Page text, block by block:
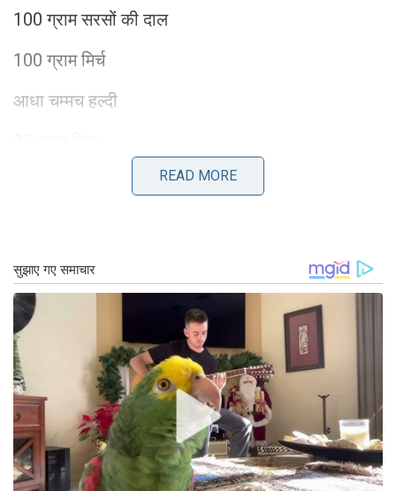
100 ग्राम सरसों की दाल
100 ग्राम मिर्च
आधा चम्मच हल्दी
कार्रवाई-
– सबसे पहले आंवले को धो लें. और इसे पोंछो. – अब इस
आंवले को एक पैन में रखें और इसमें दो चम्मच तेल डालें. और
इसे धीमी आंच पर पकाएं. – अब इस आंवले को ठंडा कर लें. –
अब इस आंवले से बीज अलग कर लें. – अब एक पैन में तेल गर्म
करें और तेल को ठंडा होने दें. इस तेल में ऊपर दिये गये सभी
मसाले डाल कर भून लीजिये. पूरी तरह से ठंडा होने पर आंवले
में मसाला भर दीजिए और चम्मच की सहायता से जार में रख
दीजिए और जार को बंद कर दीजिए. तो आइये तैयार है चटनी
READ MORE